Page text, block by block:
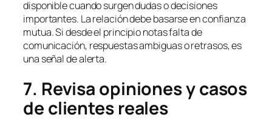
disponible cuando surgen dudas o decisiones
importantes. La relación debe basarse en confianza
mutua. Si desde el principio notas falta de
comunicación, respuestas ambiguas o retrasos, es
una señal de alerta.
7. Revisa opiniones y casos
de clientes reales